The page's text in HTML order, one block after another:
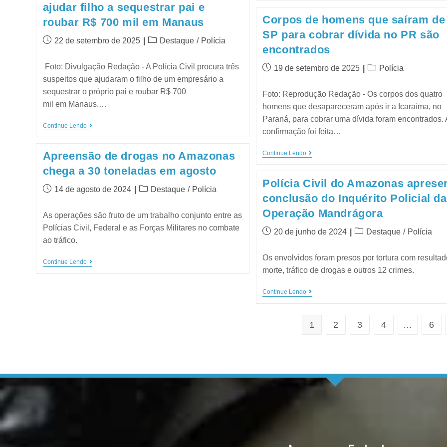
ajudar filho a sequestrar pai e
roubar R$ 700 mil em Manaus
22 de setembro de 2025 Destaque / Polícia
Foto: Divulgação Redação - A Polícia Civil procura três
suspeitos que ajudaram o filho de um empresário a
sequestrar o próprio pai e roubar R$ 700
mil em Manaus.…
Continue Lendo
Corpos de homens que saíram de
SP para cobrar dívida no PR são
encontrados
19 de setembro de 2025 Polícia
Foto: Reprodução Redação - Os corpos dos quatro
homens que desapareceram após ir a Icaraíma, no
Paraná, para cobrar uma dívida foram encontrados.
confirmação foi feita…
Continue Lendo
Apreensão de drogas no Amazonas
chega a 30 toneladas em agosto
14 de agosto de 2024 Destaque / Polícia
As operações são fruto de um trabalho conjunto entre as
Polícias Civil, Federal e as Forças Militares no combate
ao tráfico.
Continue Lendo
Polícia Civil do Amazonas
conclusão do Inquérito Policial da
Operação Mandrágora
20 de junho de 2024 Destaque / Polícia
Os envolvidos foram presos por tortura com
morte, tráfico de drogas e outros 12 crimes.
Continue Lendo
1 2 3 4 … 6